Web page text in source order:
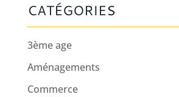
CATÉGORIES
3ème age
Aménagements
Commerce